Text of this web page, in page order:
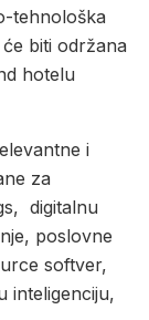
tehnološka
biti održana
hotelu
i
za
digitalnu
poslovne
softver,
inteligenciju,